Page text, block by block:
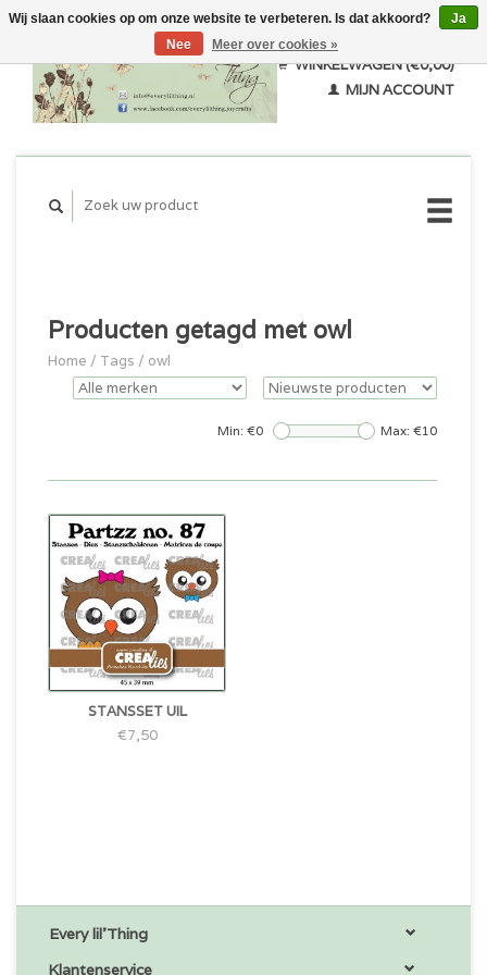
WINKELWAGEN (€0,00)
MIJN ACCOUNT
Producten getagd met owl
Home / Tags / owl
Min: €0 Max: €10
STANSSET UIL
€7,50
Every lil'Thing
Klantenservice
Wij slaan cookies op om onze website te verbeteren. Is dat akkoord?
Ja
Nee
Meer over cookies »